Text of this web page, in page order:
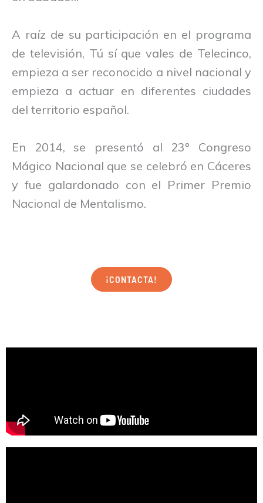
A raíz de su participación en el programa
de televisión, Tú sí que vales de Telecinco,
empieza a ser reconocido a nivel nacional y
empieza a actuar en diferentes ciudades
del territorio español.
En 2014, se presentó al 23º Congreso
Mágico Nacional que se celebró en Cáceres
y fue galardonado con el Primer Premio
Nacional de Mentalismo.
¡CONTACTA!